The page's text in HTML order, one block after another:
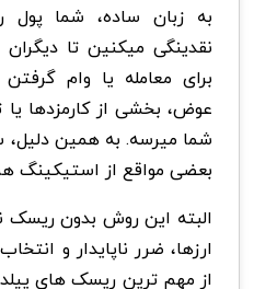
به زبان ساده، شما پول
نقدینگی میکنین تا دیگران
برای معامله یا وام
عوض، بخشی از کارمزدها
شما میرسه. به همین دلیل،
بعضی مواقع از استیکینگ
البته این روش بدون
ارزها، ضرر ناپایدار و
از مهم ترین ریسک های